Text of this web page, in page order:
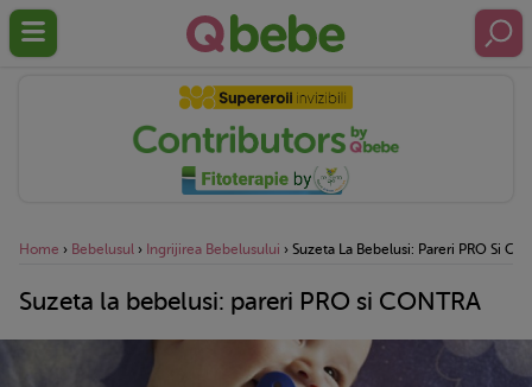
Home › Bebelusul › Ingrijirea Bebelusului › Suzeta La Bebelusi: Pareri PRO Si
Suzeta la bebelusi: pareri PRO si CONTRA